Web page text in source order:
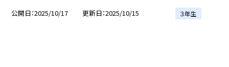
公開日 2025/10/17 更新日 2025/10/15 ３年生